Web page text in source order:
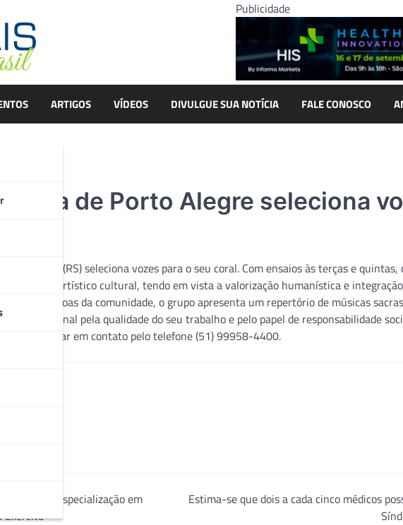
Publicidade
ARTIGOS VÍDEOS DIVULGUE SUA NOTÍCIA FALE CONOSCO
Casa de Porto Alegre seleciona
Alegre (RS) seleciona vozes para o seu coral. Com ensaios às terças e
trabalho artístico cultural, tendo em vista a valorização humanística e
e pessoas da comunidade, o grupo apresenta um repertório de músicas
regional pela qualidade do seu trabalho e pelo papel de responsabilidade
devem entrar em contato pelo telefone (51) 99958-4400.
tem especialização em
Exército
Estima-se que dois a cada cinco médicos